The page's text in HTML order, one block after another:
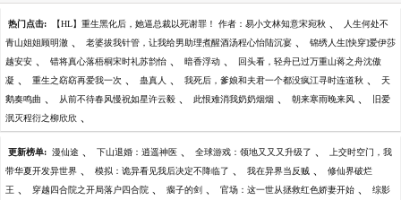
热门点击: 【HL】重生黑化后，她逼总裁以死谢罪！ 作者：易小文林知意宋宛秋 、 人生何处不
青山姐姐顾明澈 、 老婆拔我针管，让我给男助理煮醒酒汤程心怡陆沉宴 、 锦绣人生[快穿]爱伊莎
越安安 、 错将真心落梧桐宋时礼苏韵怡 、 暗香浮动 、 回头看，轻舟已过万重山蒋之舟沈傲
凝 、 重生之窈窈再爱我一次 、 蛊真人 、 我死后，爹娘和夫君一个都没疯江寻时连道秋 、 天
鹅奏鸣曲 、 从前不待春风慢祝如星许云毅 、 此恨难消我奶奶烟烟 、 朝来寒雨晚来风 、 旧爱
泯灭程衍之柳欣欣 、
更新榜单: 漫仙途 、 下山退婚：逍遥神医 、 全球游戏：领地又又又升级了 、 上交时空门，我
带华夏开发异世界 、 模拟：诡异看见我后决定不降临了 、 我在异界当反贼 、 修仙界破烂
王 、 穿越四合院之开局落户四合院 、 瘸子的剑 、 官场：这一世从拯救红色娇妻开始 、 综影